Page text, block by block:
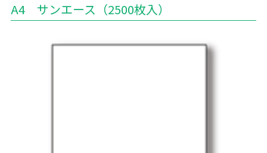
A4 サンエース（2500枚入）